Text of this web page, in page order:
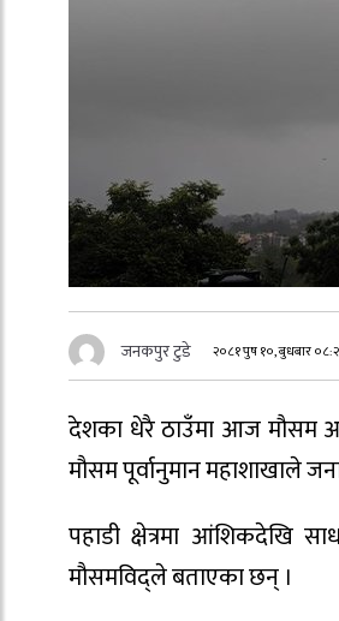
जनकपुर टुडे २०८१ पुष १०, बुधबार
देशका धेरै ठाउँमा आज मौसम
मौसम पूर्वानुमान महाशाखाले
पहाडी क्षेत्रमा आंशिकदेखि
मौसमविद्ले बताएका छन् ।